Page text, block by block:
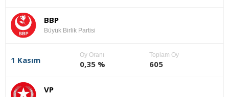
BBP
Büyük Birlik Partisi
1 Kasım
Oy Oranı
0,35 %
Toplam Oy
605
VP